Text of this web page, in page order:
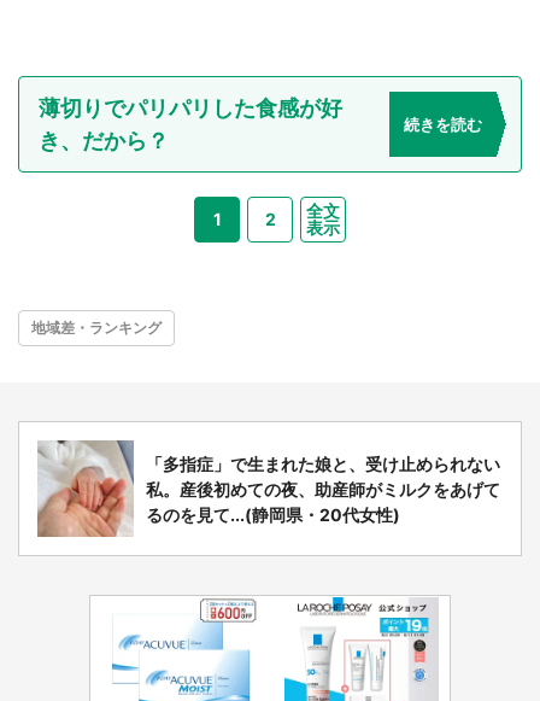
薄切りでパリパリした食感が好
き、だから？
続きを読む
1 2
全文
表示
地域差・ランキング
「多指症」で生まれた娘と、受け止められない
私。産後初めての夜、助産師がミルクをあげて
るのを見て...(静岡県・20代女性)